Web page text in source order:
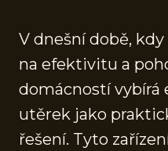
V dnešní době,
na efektivitu a
domácností vybírá
utěrek jako
řešení. Tyto